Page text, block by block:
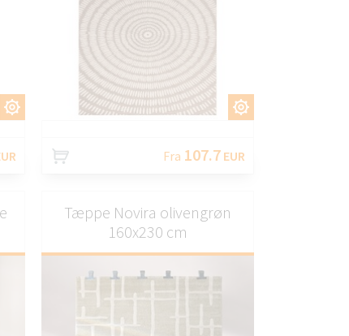
TILPAS
Fra 107.7 EUR
Tæppe Novira olivengrøn
160x230 cm